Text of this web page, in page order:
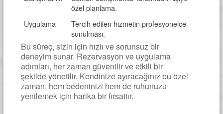
özel planlama.
Uygulama
Tercih edilen hizmetin profesyonelce
sunulması.
Bu süreç, sizin için hızlı ve sorunsuz bir
deneyim sunar. Rezervasyon ve uygulama
adımları, her zaman güvenilir ve etkili bir
şekilde yönetilir. Kendinize ayıracağınız bu özel
zaman, hem bedeninizi hem de ruhunuzu
yenilemek için harika bir fırsattır.